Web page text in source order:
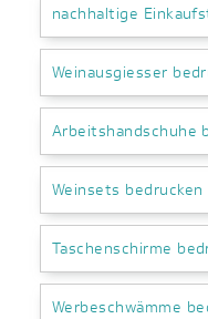
nachhaltige
Weinausgiesser
Arbeitshandschuhe
Weinsets bedrucken
Taschenschirme
Werbeschwämme